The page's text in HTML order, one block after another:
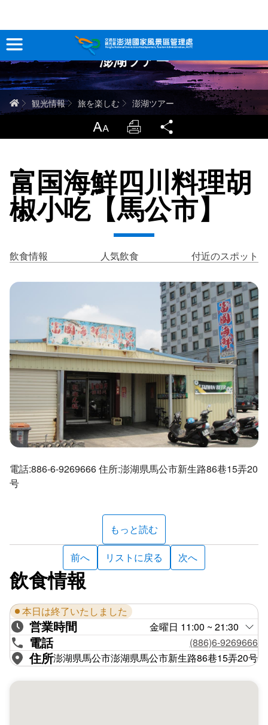
跳
到
主
要
內
容
観光情報
澎湖を深く知る
当サイトについて
サイトマップ 中文版
English
ไทย Bahasa indonesia
澎湖ツアー
ホーム
観光情報 旅を楽しむ 澎湖ツアー
LargrType Print
富国海鮮四川料理胡
椒小吃【馬公市】
飲食情報 人気飲食 付近のスポット
電話:886-6-9269666 住所:澎湖県馬公市新生路86巷15弄20
号
もっと読む
前へ リストに戻る 次へ
飲食情報
本日は終了いたしました
営業時間 金曜日 11:00 ~ 21:30
電話 (886)6-9269666
住所澎湖県馬公市澎湖県馬公市新生路86巷15弄20号